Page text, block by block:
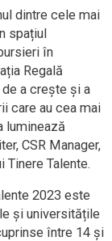
dintre cele mai
spațiul
în
Regală
a crește și a
care au cea mai
luminează
CSR Manager,
Tinere Talente.
2023 este
și universitățile
între 14 și